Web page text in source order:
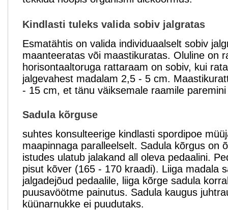
Kindlasti tuleks valida sobiv jalgratas
Esmatähtis on valida individuaalselt sobiv
maanteeratas või maastikuratas. Oluline on
horisontaaltoruga rattaraam on sobiv, kui
jalgevahest madalam 2,5 - 5 cm.
- 15 cm, et tänu väiksemale raamile
Sadula kõrguse
suhtes konsulteerige kindlasti spordipoe
maapinnaga paralleelselt. Sadula kõrgus on
istudes ulatub jalakand all oleva pedaalini.
pisut kõver (165 - 170 kraadi). Liiga madala
jalgadejõud pedaalile, liiga kõrge sadula
puusavöötme painutus. Sadula kaugus
küünarnukke ei puudutaks.